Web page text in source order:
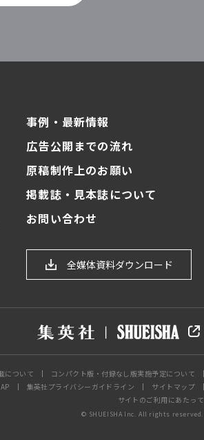
事例・最新情報
広告公開までの流れ
原稿制作上のお願い
掲載誌・見本誌について
お問い合わせ
全媒体資料ダウンロード
について
コンパクト版・付録なし版実施予定について
集英社プライバシーガイドライン
サイトマップ
サイトのご利用にあたって
© SHUEISHA Inc. All rights reserved.